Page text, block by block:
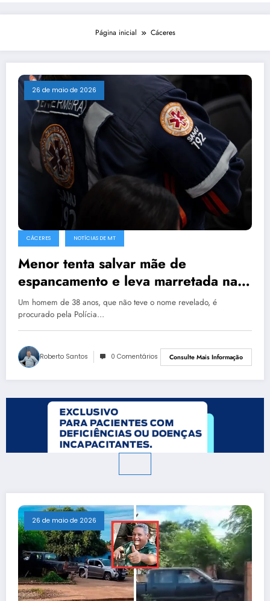
Página inicial Cáceres
26 de maio de 2026
CÁCERES NOTÍCIAS DE MT
Menor tenta salvar mãe de
espancamento e leva marretada na
cabeça
Um homem de 38 anos, que não teve o nome revelado, é
procurado pela Polícia…
Roberto Santos 0 Comentários Consulte Mais Informação
26 de maio de 2026